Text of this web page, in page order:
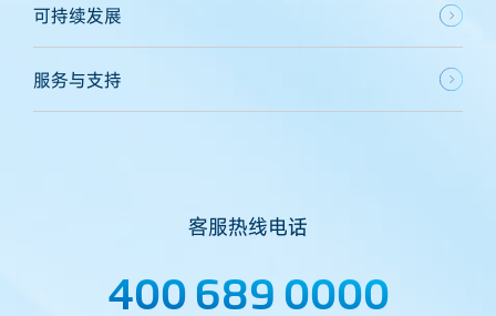
可持续发展
服务与支持
客服热线电话
400 689 0000